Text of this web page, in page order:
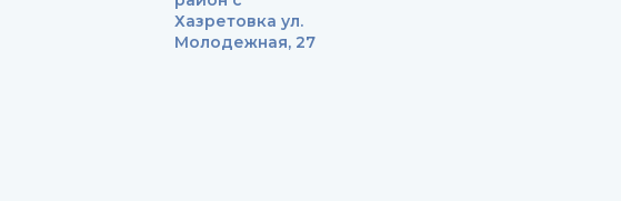
Хазретовка ул.
Молодежная, 27